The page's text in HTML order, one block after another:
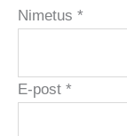
Nimetus *
E-post *